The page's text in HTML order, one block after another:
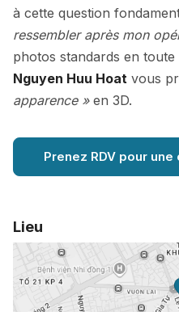
à cette question
ressembler après mon
photos standards en
Nguyen Huu Hoat vous
apparence »en 3D.
Prenez RDV pour
Lieu